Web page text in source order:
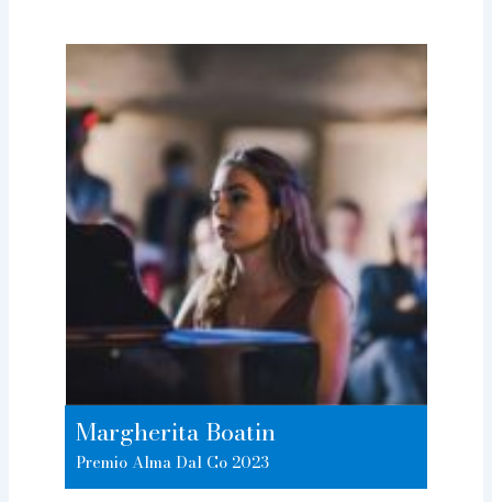
Margherita Boatin
Premio Alma Dal Co 2023